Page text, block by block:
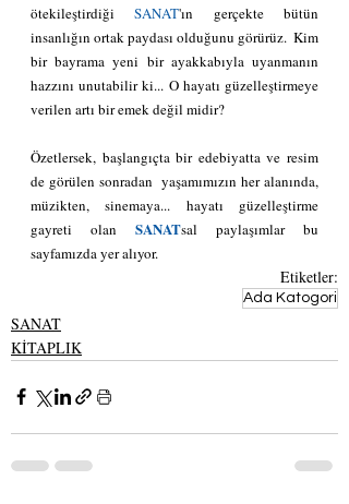
ötekileştirdiği SANAT'ın gerçekte bütün
insanlığın ortak paydası olduğunu görürüz.  Kim
bir bayrama yeni bir ayakkabıyla uyanmanın
hazzını unutabilir ki... O hayatı güzelleştirmeye
verilen artı bir emek değil midir?
Özetlersek, başlangıçta bir edebiyatta ve resim
de görülen sonradan  yaşamımızın her alanında,
müzikten, sinemaya... hayatı güzelleştirme
gayreti olan SANATsal paylaşımlar bu
sayfamızda yer alıyor.
Etiketler:
Ada Katogori
SANAT
KİTAPLIK